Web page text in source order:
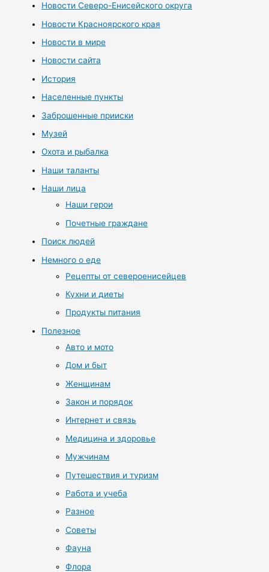
Новости Северо-Енисейского округа
Новости Красноярского края
Новости в мире
Новости сайта
История
Населенные пункты
Заброшенные прииски
Музей
Охота и рыбалка
Наши таланты
Наши лица
Наши герои
Почетные граждане
Поиск людей
Немного о еде
Рецепты от североенисейцев
Кухни и диеты
Продукты питания
Полезное
Авто и мото
Дом и быт
Женщинам
Закон и порядок
Интернет и связь
Медицина и здоровье
Мужчинам
Путешествия и туризм
Работа и учеба
Разное
Советы
Фауна
Флора